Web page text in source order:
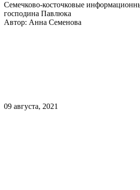
Семечково-косточковые
господина Павлюка
Автор: Анна Семенова
09 августа, 2021